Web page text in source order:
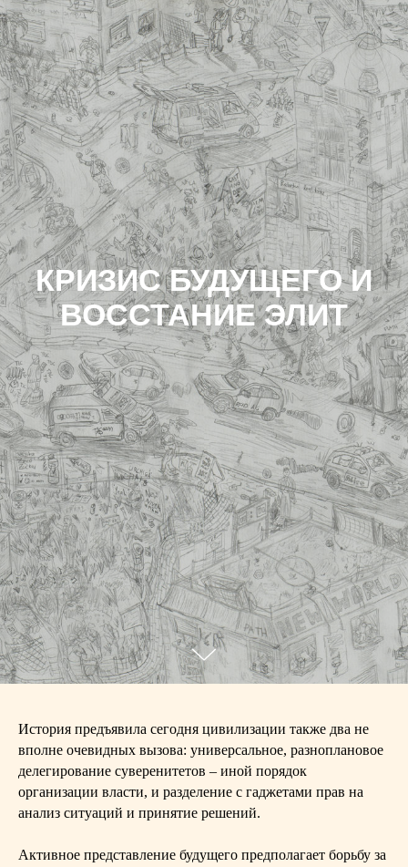
КРИЗИС БУДУЩЕГО И
ВОССТАНИЕ ЭЛИТ
История предъявила сегодня цивилизации также два не
вполне очевидных вызова: универсальное, разноплановое
делегирование суверенитетов – иной порядок
организации власти, и разделение с гаджетами прав на
анализ ситуаций и принятие решений.
Активное представление будущего предполагает борьбу за